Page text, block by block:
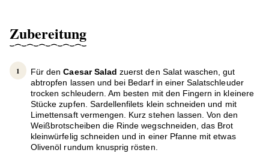
Zubereitung
Für denCaesar Salad zuerst den Salat waschen, gut
abtropfen lassen und bei Bedarf in einer Salatschleuder
trocken schleudern. Am besten mit den Fingern in kleinere
Stücke zupfen. Sardellenfilets klein schneiden und mit
Limettensaft vermengen. Kurz stehen lassen. Von den
Weißbrotscheiben die Rinde wegschneiden, das Brot
kleinwürfelig schneiden und in einer Pfanne mit etwas
Olivenöl rundum knusprig rösten.